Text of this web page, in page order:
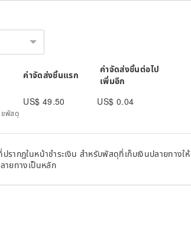
ค่าจัดส่งชิ้นแรก
ค่าจัดส่งชิ้นต่อไป
เพิ่มอีก
US$ 49.50 US$ 0.04
ขพัสดุ
รากฏในหน้าชำระเงิน สำหรับพัสดุที่เก็บเงินปลายทางให้
ายทางเป็นหลัก